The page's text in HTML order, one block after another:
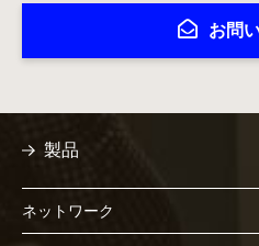
お問
製品
ネットワーク